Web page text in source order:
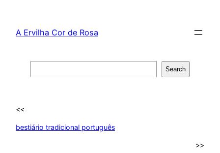
content
A Ervilha Cor de Rosa
Search
<<
bestiário tradicional português
>>